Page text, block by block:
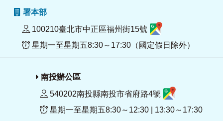
署本部
100210臺北市中正區福州街15號
星期一至星期五8:30～17:30（國定假日除外）
南投辦公區
540202南投縣南投市省府路4號
星期一至星期五8:30～12:30 | 13:30～17:30